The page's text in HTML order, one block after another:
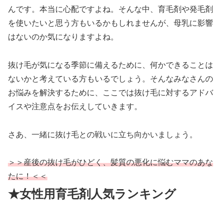
んです。本当に心配ですよね。そんな中、育毛剤や発毛剤
を使いたいと思う方もいるかもしれませんが、母乳に影響
はないのか気になりますよね。
抜け毛が気になる季節に備えるために、何かできることは
ないかと考えている方もいるでしょう。そんなみなさんの
お悩みを解決するために、ここでは抜け毛に対するアドバ
イスや注意点をお伝えしていきます。
さあ、一緒に抜け毛との戦いに立ち向かいましょう。
＞＞産後の抜け毛がひどく、髪質の悪化に悩むママのあな
たに！＜＜
★女性用育毛剤人気ランキング